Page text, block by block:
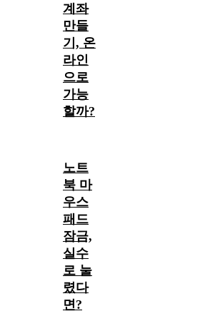
계좌
만들
기, 온
라인
으로
가능
할까?
노트
북 마
우스
패드
잠금,
실수
로 눌
렸다
면?